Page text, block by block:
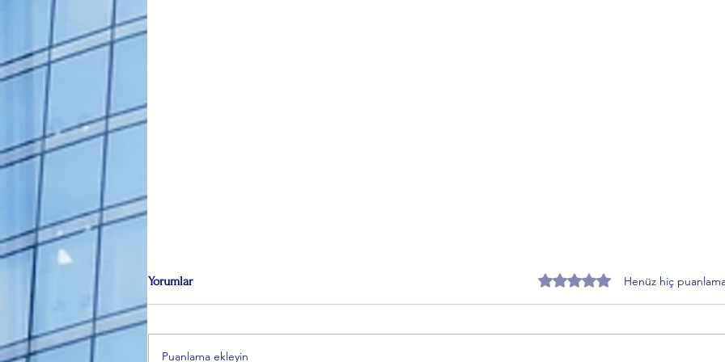
Yorumlar 5 üzerinden 0 yıldızHenüz hiç
Puanlama ekleyin